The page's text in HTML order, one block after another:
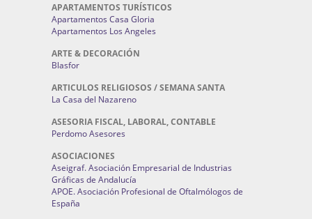
APARTAMENTOS TURÍSTICOS
Apartamentos Casa Gloria
Apartamentos Los Angeles
ARTE & DECORACIÓN
Blasfor
ARTICULOS RELIGIOSOS / SEMANA SANTA
La Casa del Nazareno
ASESORIA FISCAL, LABORAL, CONTABLE
Perdomo Asesores
ASOCIACIONES
Aseigraf. Asociación Empresarial de Industrias
Gráficas de Andalucía
APOE. Asociación Profesional de Oftalmólogos de
España